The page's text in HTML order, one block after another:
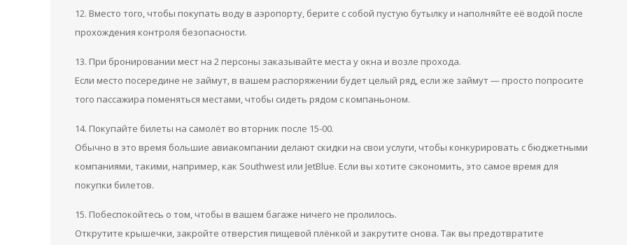
12. Вместо того, чтобы покупать воду в аэропорту, берите с собой пустую бутылку и наполняйте её водой после
прохождения контроля безопасности.
13. При бронировании мест на 2 персоны заказывайте места у окна и возле прохода.
Если место посередине не займут, в вашем распоряжении будет целый ряд, если же займут — просто попросите
того пассажира поменяться местами, чтобы сидеть рядом с компаньоном.
14. Покупайте билеты на самолёт во вторник после 15-00.
Обычно в это время большие авиакомпании делают скидки на свои услуги, чтобы конкурировать с бюджетными
компаниями, такими, например, как Southwest или JetBlue. Если вы хотите сэкономить, это самое время для
покупки билетов.
15. Побеспокойтесь о том, чтобы в вашем багаже ничего не пролилось.
Открутите крышечки, закройте отверстия пищевой плёнкой и закрутите снова. Так вы предотвратите